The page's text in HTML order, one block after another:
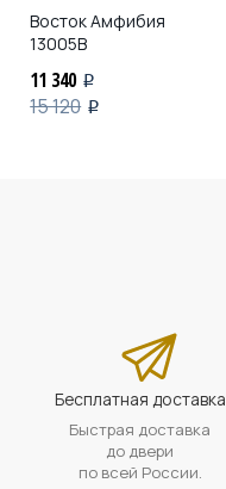
Восток Амфибия
13005В
11 340 i
15 120 i
Бесплатная доставка
Быстрая доставка
до двери
по всей России.